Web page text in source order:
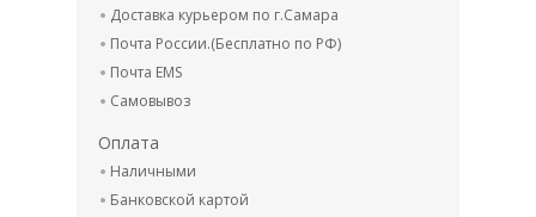
Доставка курьером по г.Самара
Почта России.(Бесплатно по РФ)
Почта EMS
Самовывоз
Оплата
Наличными
Банковской картой